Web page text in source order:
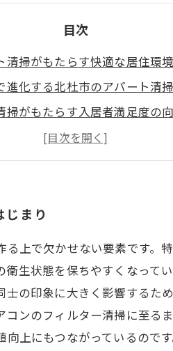
目次
清掃がもたらす快適な居住環
進化する北杜市のアパート清
掃がもたらす入居者満足度の
杜市アパート清掃の具体的な方
杜市アパート清掃の重要性と
まり
上で欠かせない要素です。
生状態を保ちやすくなって
の印象に大きく影響するた
ンのフィルター清掃に至る
上にもつながっているので